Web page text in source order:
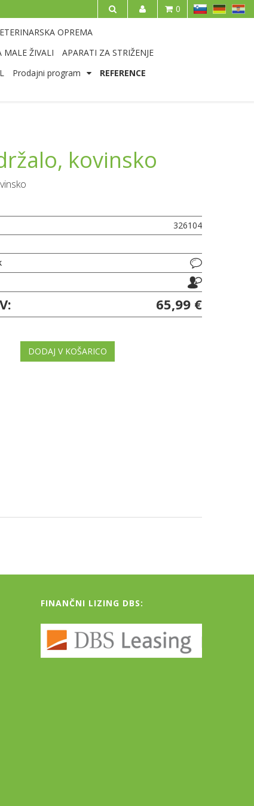
SL HR
0
OPREMA
MALE ŽIVALI
APARATI ZA STRIŽENJE
Prodajni program REFERENCE
kovinsko
326104
65,99 €
DODAJ V KOŠARICO
FINANČNI LIZING DBS: